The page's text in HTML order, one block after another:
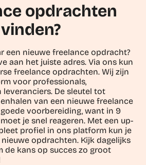
opdrachten
vinden?
een nieuwe freelance opdracht?
aan het juiste adres. Via ons kun
freelance opdrachten. Wij zijn
voor professionals,
De sleutel tot
van een nieuwe freelance
voorbereiding, want in 9
je snel reageren. Met een up-
profiel in ons platform kun je
opdrachten. Kijk dagelijks
de kans op succes zo groot